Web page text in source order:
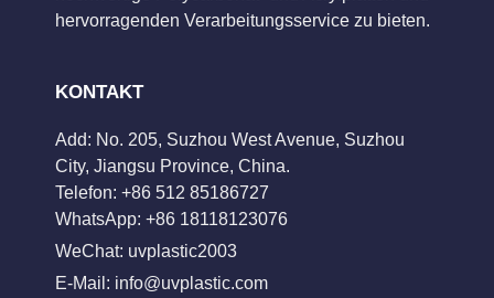
hervorragenden Verarbeitungsservice zu bieten.
KONTAKT
Add: No. 205, Suzhou West Avenue, Suzhou
City, Jiangsu Province, China.
Telefon: +86 512 85186727
WhatsApp: +86 18118123076
WeChat: uvplastic2003
E-Mail: info@uvplastic.com